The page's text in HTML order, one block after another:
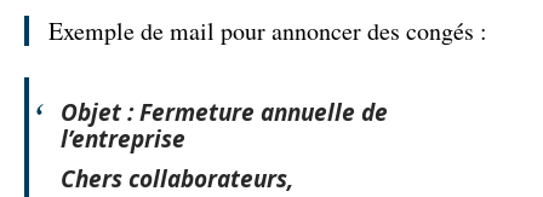
Exemple de mail pour annoncer des congés :
Objet : Fermeture annuelle de
l’entreprise
Chers collaborateurs,